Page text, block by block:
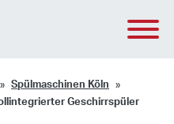
Spülmaschinen Köln
Geschirrspüler